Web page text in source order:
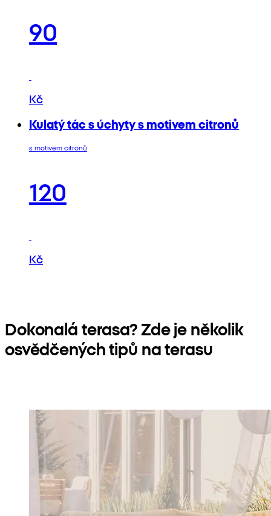
90
Kč
Kulatý tác s úchyty s motivem citronů
s motivem citronů
120
Kč
Dokonalá terasa? Zde je několik
osvědčených tipů na terasu